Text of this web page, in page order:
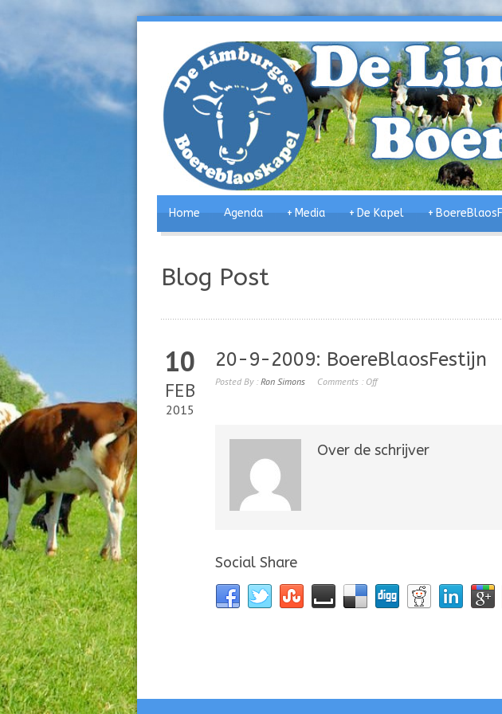
Home Agenda Media
+ De Kapel
+ +
Blog Post
10
FEB
2015
20-9-2009: BoereBlaosFestijn
Posted By : Ron Simons Comments : Off
Over de schrijver
Social Share